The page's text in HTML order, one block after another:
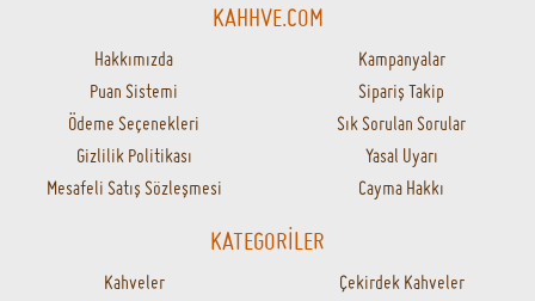
KAHHVE.COM
Hakkımızda
Kampanyalar
Puan Sistemi
Sipariş Takip
Ödeme Seçenekleri
Sık Sorulan Sorular
Gizlilik Politikası
Yasal Uyarı
Mesafeli Satış Sözleşmesi
Cayma Hakkı
KATEGORİLER
Kahveler
Çekirdek Kahveler